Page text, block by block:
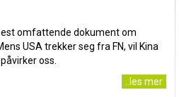
omfattende dokument om
USA trekker seg fra FN, vil Kina
oss.
..les mer